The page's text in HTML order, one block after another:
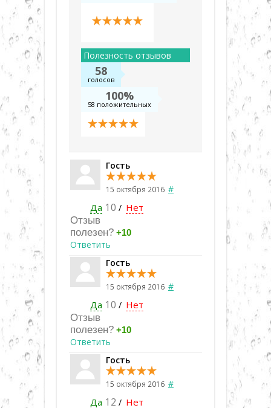
Полезность отзывов
58
голосов
100%
58 положительных
Гость
15 октября 2016 #
Да 10 / Нет
Отзыв
полезен? +10
Ответить
Гость
15 октября 2016 #
Да 10 / Нет
Отзыв
полезен? +10
Ответить
Гость
15 октября 2016 #
Да 12 / Нет